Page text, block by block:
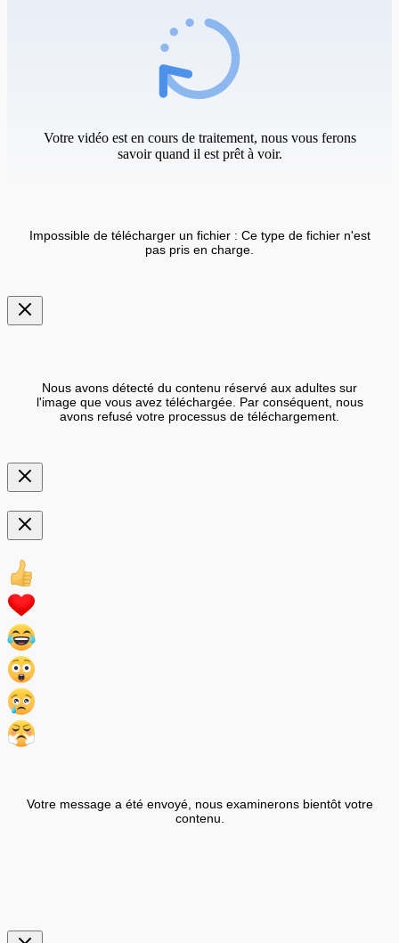
Votre vidéo est en cours de traitement, nous vous ferons
savoir quand il est prêt à voir.
Impossible de télécharger un fichier : Ce type de fichier n'est
pas pris en charge.
Nous avons détecté du contenu réservé aux adultes sur
l'image que vous avez téléchargée. Par conséquent, nous
avons refusé votre processus de téléchargement.
Votre message a été envoyé, nous examinerons bientôt votre
contenu.